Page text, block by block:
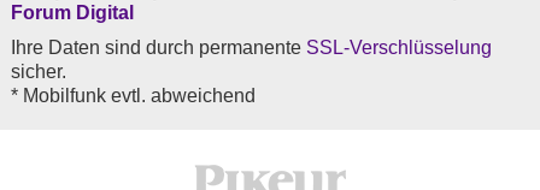
Forum Digital
Ihre Daten sind durch permanente SSL-Verschlüsselung
sicher.
* Mobilfunk evtl. abweichend